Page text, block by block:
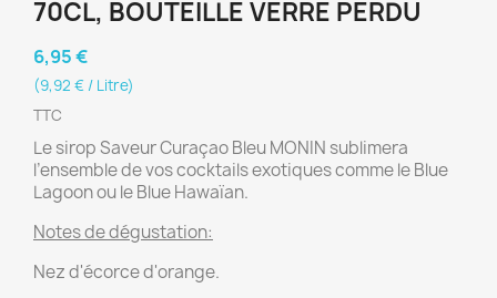
70CL, BOUTEILLE VERRE PERDU
6,95 €
(9,92 € / Litre)
TTC
Le sirop Saveur Curaçao Bleu MONIN sublimera
l’ensemble de vos cocktails exotiques comme le Blue
Lagoon ou le Blue Hawaïan.
Notes de dégustation:
Nez d'écorce d'orange.